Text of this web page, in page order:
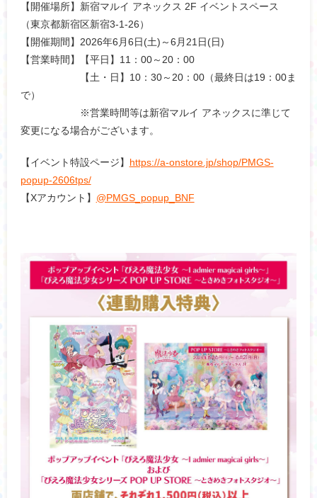
【開催場所】新宿マルイ アネックス 2F イベントスペース
（東京都新宿区新宿3-1-26）
【開催期間】2026年6月6日(土)～6月21日(日)
【営業時間】【平日】11：00～20：00
【土・日】10：30～20：00（最終日は19：00ま
で）
※営業時間等は新宿マルイ アネックスに準じて
変更になる場合がございます。
【イベント特設ページ】 https://a-onstore.jp/shop/PMGS-
popup-2606tps/
【Xアカウント】 @PMGS_popup_BNF